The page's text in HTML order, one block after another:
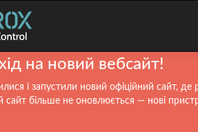
на новий вебсайт!
і запустили новий офіційний сайт,
сайт більше не оновлюється — нові